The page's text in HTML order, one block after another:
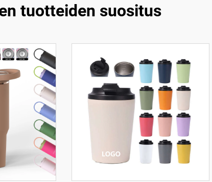
tuotteiden suositus